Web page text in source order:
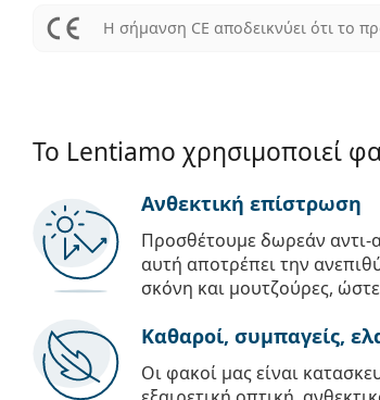
Η σήμανση CE αποδεικνύει ότι το
Το Lentiamo χρησιμοποιεί
Ανθεκτική επίστρωση
Προσθέτουμε δωρεάν αντι-
αυτή αποτρέπει την
σκόνη και μουτζούρες,
Καθαροί, συμπαγείς,
Οι φακοί μας είναι